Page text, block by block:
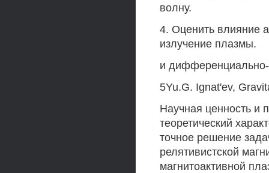
волну.
4. Оценить влияние
излучение плазмы.
и
5Yu.G. Ignat'ev,
Научная ценность и
теоретический
точное решение
релятивистской
магнитоактивной